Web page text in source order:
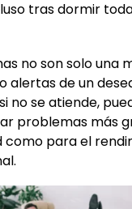
tras dormir
no son solo una
alertas de un
no se atiende,
problemas más
como para el